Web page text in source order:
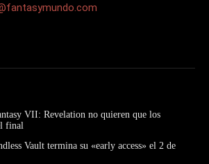
VII: Revelation no quieren que los
final
Vault termina su «early access» el 2 de